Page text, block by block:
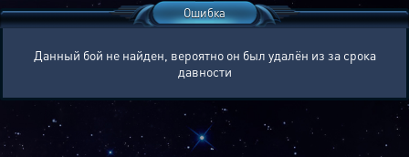
Ошибка
Данный бой не найден, вероятно он был удалён из за срока
давности